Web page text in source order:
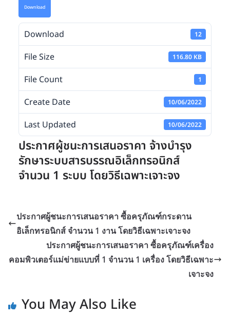
Download
Download 12
File Size 116.80 KB
File Count 1
Create Date 10/06/2022
Last Updated 10/06/2022
ประกาศผู้ชนะการเสนอราคา จ้างบำรุง
รักษาระบบสารบรรณอิเล็กทรอนิกส์
จำนวน 1 ระบบ โดยวิธีเฉพาะเจาะจง
ประกาศผู้ชนะการเสนอราคา ซื้อครุภัณฑ์กระดาน
อิเล็กทรอนิกส์ จำนวน 1 งาน โดยวิธีเฉพาะเจาะจง
ประกาศผู้ชนะการเสนอราคา ซื้อครุภัณฑ์เครื่อง
คอมพิวเตอร์แม่ข่ายแบบที่ 1 จำนวน 1 เครื่อง โดยวิธีเฉพาะ
เจาะจง
You May Also Like